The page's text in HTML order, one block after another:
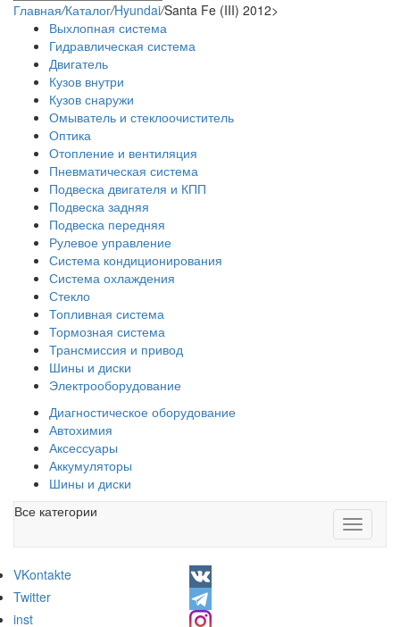
Главная/Каталог/Hyundai/Santa Fe (III) 2012>
Выхлопная система
Гидравлическая система
Двигатель
Кузов внутри
Кузов снаружи
Омыватель и стеклоочиститель
Оптика
Отопление и вентиляция
Пневматическая система
Подвеска двигателя и КПП
Подвеска задняя
Подвеска передняя
Рулевое управление
Система кондиционирования
Система охлаждения
Стекло
Топливная система
Тормозная система
Трансмиссия и привод
Шины и диски
Электрооборудование
Диагностическое оборудование
Автохимия
Аксессуары
Аккумуляторы
Шины и диски
Toggle
Все категории
VKontakte
Twitter
inst